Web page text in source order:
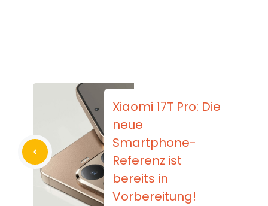
Xiaomi 17T Pro: Die
neue
Smartphone-
Referenz ist
bereits in
Vorbereitung!